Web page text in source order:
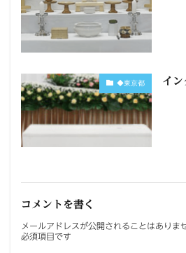
◆東京都 イン
コメントを書く
メールアドレスが公開されることはありま
必須項目です